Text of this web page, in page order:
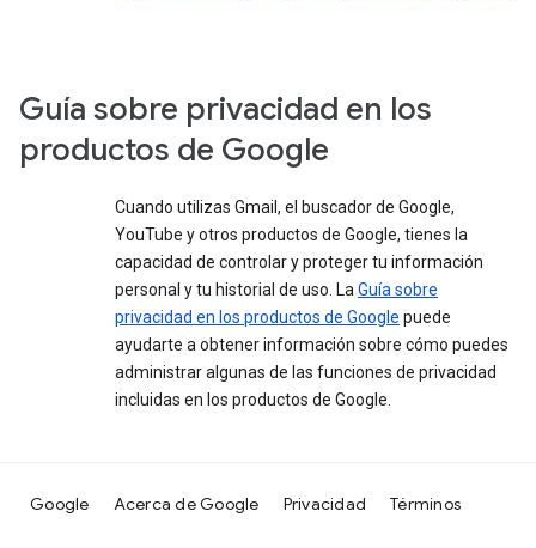
Guía sobre privacidad en los
productos de Google
Cuando utilizas Gmail, el buscador de Google,
YouTube y otros productos de Google, tienes la
capacidad de controlar y proteger tu información
personal y tu historial de uso. La Guía sobre
privacidad en los productos de Google puede
ayudarte a obtener información sobre cómo puedes
administrar algunas de las funciones de privacidad
incluidas en los productos de Google.
Google Acerca de Google Privacidad Términos